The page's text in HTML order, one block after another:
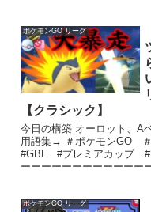
ポケモンGO リーグ
【クラシック】
今日の構築 オーロット、A
用語集→ ＃ポケモンGO
#GBL #プレミアカップ #
ーーーーーーーーーーーー
ポケモンGO リーグ